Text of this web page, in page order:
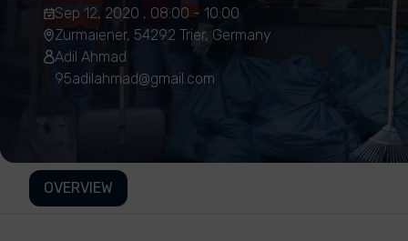
Sep 12, 2020 , 08:00 - 10:00
Zurmaiener, 54292 Trier, Germany
Adil Ahmad
95adilahmad@gmail.com
OVERVIEW